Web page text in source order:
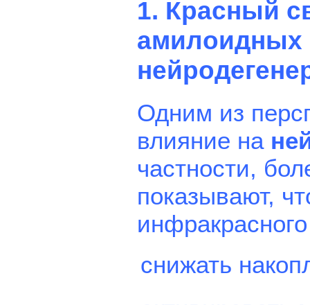
1. Красный
амилоидных
Одним из
влияние на
частности,
показывают,
снижать